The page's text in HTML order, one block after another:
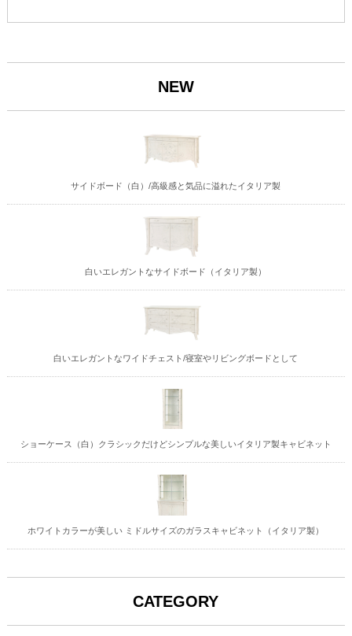
NEW
サイドボード（白）/高級感と気品に溢れたイタリア製
白いエレガントなサイドボード（イタリア製）
白いエレガントなワイドチェスト/寝室やリビングボードとして
ショーケース（白）クラシックだけどシンプルな美しいイタリア製キャビネット
ホワイトカラーが美しい ミドルサイズのガラスキャビネット（イタリア製）
CATEGORY